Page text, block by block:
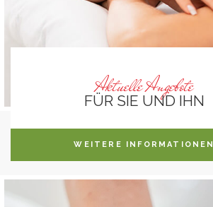
Aktuelle Angebote
FÜR SIE UND IHN
WEITERE INFORMATIONEN